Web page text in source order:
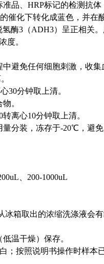
品、 HRP标记的检测抗体
催化下转化成蓝色，并在
酶3（ADH3）呈正相关
度。
避免任何细胞刺激，收集
30分钟取上清。
。
转离心10分钟取上清。
量分装，冻存于-20℃，避免
200-1000uL
冰箱取出的浓缩洗涤液会
温干燥）保存。
；按照说明书操作时样本